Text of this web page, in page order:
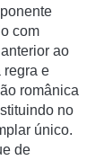
com
ao
regra e
românica
no
único.
de